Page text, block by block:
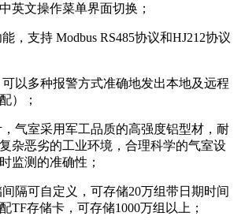
英文操作菜单界面切换；
，支持 Modbus RS485协议和HJ212协议
以多种报警方式准确地发出本地及远程
）；
气室采用军工品质的高强度铝型材，耐
杂恶劣的工业环境，合理科学的气室设
监测的准确性；
隔可自定义，可存储20万组带日期时间
TF存储卡，可存储1000万组以上；